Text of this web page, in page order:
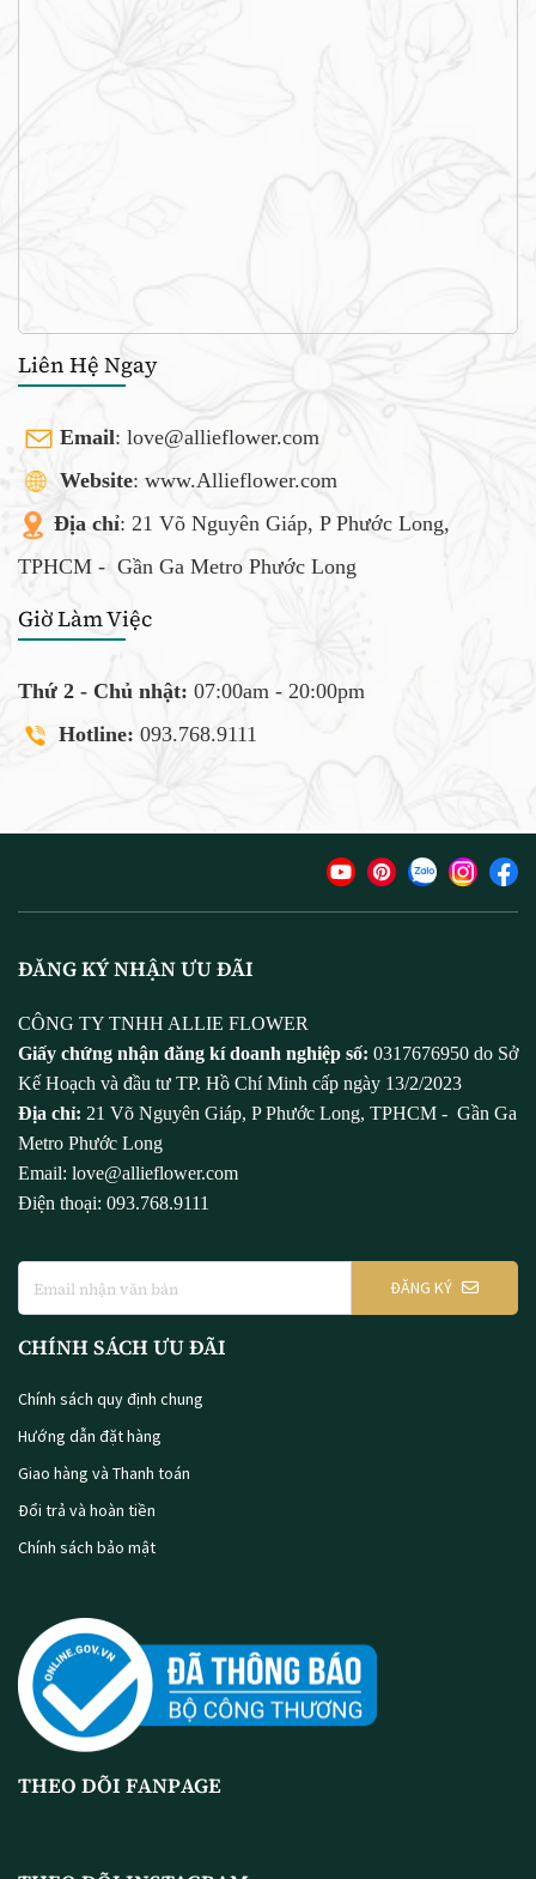
Liên Hệ Ngay
Email: love@allieflower.com
Website: www.Allieflower.com
Địa chỉ: 21 Võ Nguyên Giáp, P Phước Long,
TPHCM - Gần Ga Metro Phước Long
Giờ Làm Việc
Thứ 2 - Chủ nhật: 07:00am - 20:00pm
Hotline: 093.768.9111
ĐĂNG KÝ NHẬN ƯU ĐÃI
CÔNG TY TNHH ALLIE FLOWER
Giấy chứng nhận đăng kí doanh nghiệp số: 0317676950 do Sở
Kế Hoạch và đầu tư TP. Hồ Chí Minh cấp ngày 13/2/2023
Địa chỉ: 21 Võ Nguyên Giáp, P Phước Long, TPHCM - Gần Ga
Metro Phước Long
Email: love@allieflower.com
Điện thoại: 093.768.9111
ĐĂNG KÝ
CHÍNH SÁCH ƯU ĐÃI
Chính sách quy định chung
Hướng dẫn đặt hàng
Giao hàng và Thanh toán
Đổi trả và hoàn tiền
Chính sách bảo mật
THEO DÕI FANPAGE